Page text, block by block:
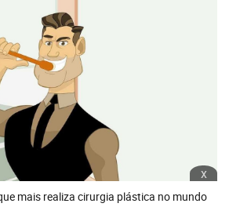
x
mais realiza cirurgia plástica no mundo